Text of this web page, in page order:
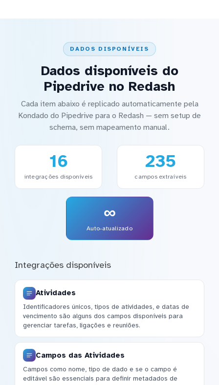
DADOS DISPONÍVEIS
Dados disponíveis do
Pipedrive no Redash
Cada item abaixo é replicado automaticamente pela
Kondado do Pipedrive para o Redash — sem setup de
schema, sem mapeamento manual.
16
integrações disponíveis
235
campos extraíveis
∞
Auto-atualizado
Integrações disponíveis
Atividades
Identificadores únicos, tipos de atividades, e datas de
vencimento são alguns dos campos disponíveis para
gerenciar tarefas, ligações e reuniões.
Campos das Atividades
Campos como nome, tipo de dado e se o campo é
editável são essenciais para definir metadados de